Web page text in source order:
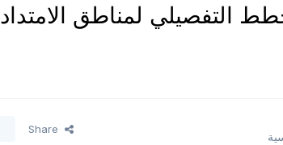
التفصيلي لمناطق الامتداد
Share